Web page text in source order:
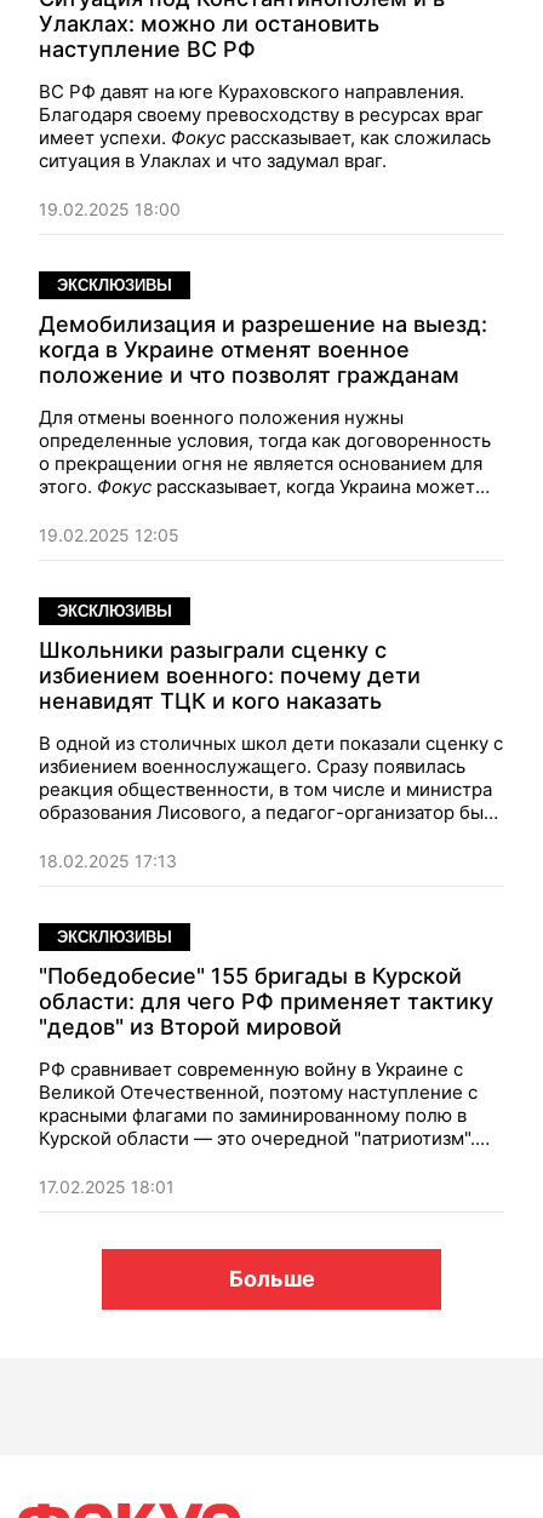
Улаклах: можно ли остановить
наступление ВС РФ
ВС РФ давят на юге Кураховского направления.
Благодаря своему превосходству в ресурсах враг
имеет успехи. Фокус рассказывает, как сложилась
ситуация в Улаклах и что задумал враг.
19.02.2025 18:00
ЭКСКЛЮЗИВЫ
Демобилизация и разрешение на выезд:
когда в Украине отменят военное
положение и что позволят гражданам
Для отмены военного положения нужны
определенные условия, тогда как договоренность
о прекращении огня не является основанием для
этого. Фокус рассказывает, когда Украина может
19.02.2025 12:05
ЭКСКЛЮЗИВЫ
Школьники разыграли сценку с
избиением военного: почему дети
ненавидят ТЦК и кого наказать
В одной из столичных школ дети показали сценку с
избиением военнослужащего. Сразу появилась
реакция общественности, в том числе и министра
образования Лисового, а педагог-организатор была
ненависть к представителям ТЦК, и кого стоит
наказать из-за скандала.
18.02.2025 17:13
ЭКСКЛЮЗИВЫ
"Победобесие" 155 бригады в Курской
области: для чего РФ применяет тактику
"дедов" из Второй мировой
РФ сравнивает современную войну в Украине с
Великой Отечественной, поэтому наступление с
красными флагами по заминированному полю в
Курской области — это очередной "патриотизм".
воссоздания прошлого.
17.02.2025 18:01
Больше